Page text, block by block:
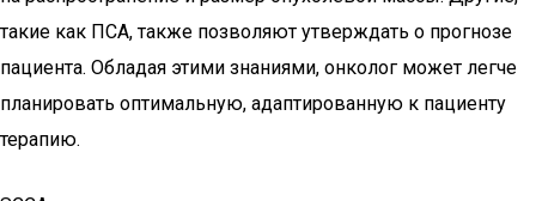
такие как ПСА, также позволяют утверждать о прогнозе
пациента. Обладая этими знаниями, онколог может легче
планировать оптимальную, адаптированную к пациенту
терапию.